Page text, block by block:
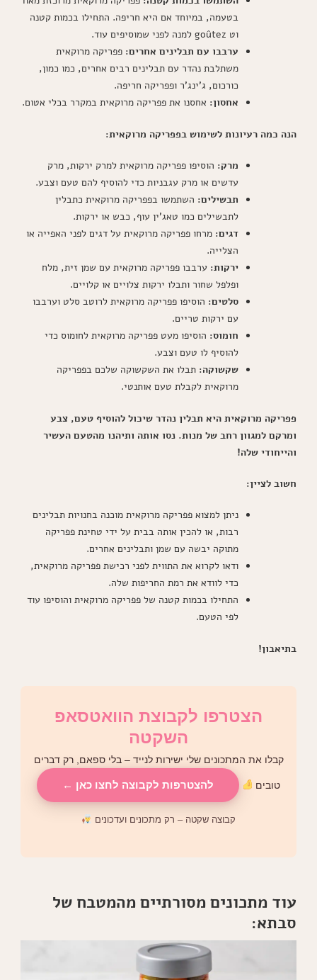
בטעמה, במיוחד אם היא חריפה. התחילו בכמות קטנה
וט goûtez למנה לפני שמוסיפים עוד.
ערבבו עם תבלינים אחרים: פפריקה מרוקאית
משתלבת נהדר עם תבלינים רבים אחרים, כמו כמון,
כורכום, ג'ינג'ר ופפריקה חריפה.
אחסון: אחסנו את פפריקה מרוקאית במקרר בכלי אטום.
הנה כמה רעיונות לשימוש בפפריקה מרוקאית:
מרק: הוסיפו פפריקה מרוקאית למרק ירקות, מרק
עדשים או מרק עגבניות כדי להוסיף להם טעם וצבע.
תבשילים: השתמשו בפפריקה מרוקאית כתבלין
לתבשילים כמו טאג'ין עוף, כבש או ירקות.
דגים: מרחו פפריקה מרוקאית על דגים לפני האפייה או
הצלייה.
ירקות: ערבבו פפריקה מרוקאית עם שמן זית, מלח
ופלפל שחור ותבלו ירקות צלויים או קלויים.
סלטים: הוסיפו פפריקה מרוקאית לרוטב סלט וערבבו
עם ירקות טריים.
חומוס: הוסיפו מעט פפריקה מרוקאית לחומוס כדי
להוסיף לו טעם וצבע.
שקשוקה: תבלו את השקשוקה שלכם בפפריקה
מרוקאית לקבלת טעם אותנטי.
פפריקה מרוקאית היא תבלין נהדר שיכול להוסיף טעם, צבע
ומרקם למגוון רחב של מנות. נסו אותה ותיהנו מהטעם העשיר
והייחודי שלה!
חשוב לציין:
ניתן למצוא פפריקה מרוקאית מוכנה בחנויות תבלינים
רבות, או להכין אותה בבית על ידי טחינת פפריקה
מתוקה יבשה עם שמן ותבלינים אחרים.
ודאו לקרוא את התווית לפני רכישת פפריקה מרוקאית,
כדי לוודא את רמת החריפות שלה.
התחילו בכמות קטנה של פפריקה מרוקאית והוסיפו עוד
לפי הטעם.
בתיאבון!
הצטרפו לקבוצת הוואטסאפ
השקטה
קבלו את המתכונים שלי ישירות לנייד – בלי ספאם, רק דברים
טובים להצטרפות לקבוצה לחצו כאן ←
קבוצה שקטה – רק מתכונים ועדכונים
עוד מתכונים מסורתיים מהמטבח של
סבתא: